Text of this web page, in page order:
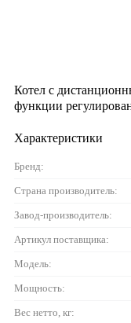
Котел с
функции
Характеристики
Бренд:
Страна производитель:
Завод-производитель:
Артикул поставщика:
Модель:
Мощность:
Вес нетто, кг: